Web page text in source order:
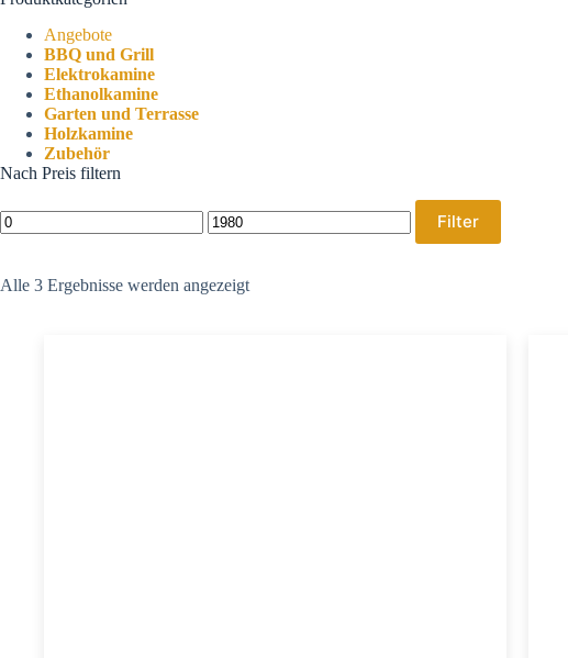
Angebote
BBQ und Grill
Elektrokamine
Ethanolkamine
Garten und Terrasse
Holzkamine
Zubehör
Nach Preis filtern
Filter
Alle 3 Ergebnisse werden angezeigt